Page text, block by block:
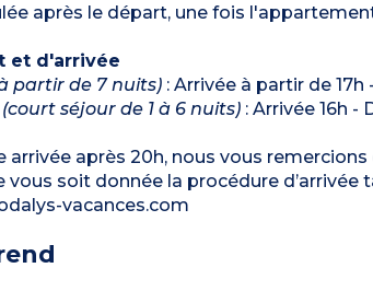
après le départ, une fois
et d'arrivée
partir de 7 nuits): Arrivée à partir de 17h
séjour de 1 à 6 nuits): Arrivée 16h -
arrivée après 20h, nous vous
vous soit donnée la procédure
vacances.com